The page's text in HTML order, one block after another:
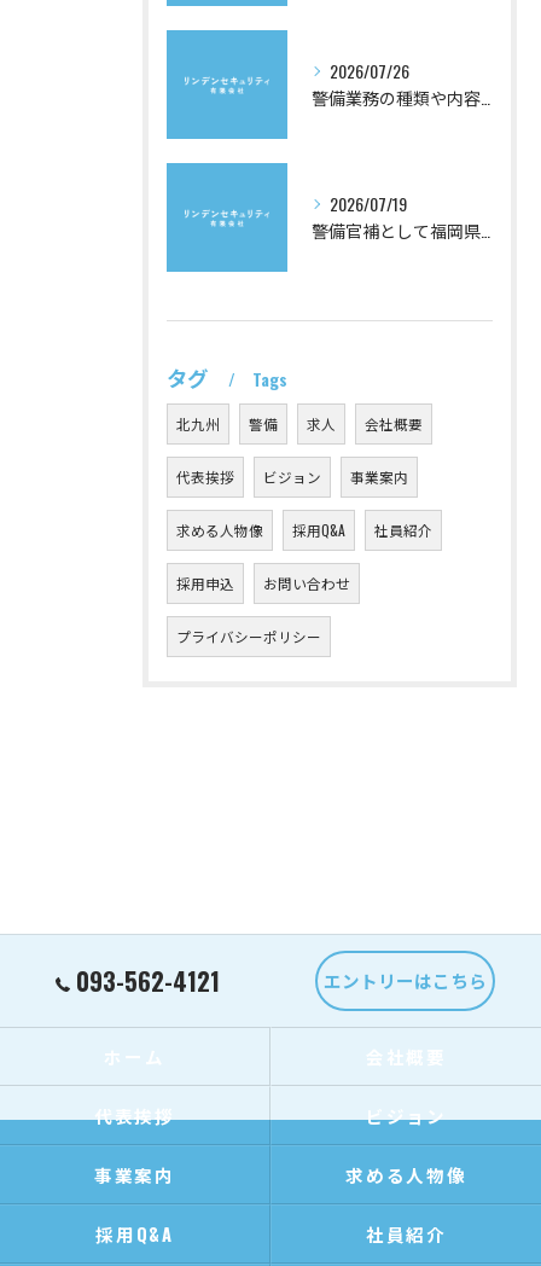
2026/07/26
2026/07/19
タグ Tags
北九州 警備 求人 会社概要
代表挨拶 ビジョン 事業案内
求める人物像 採用Q&A 社員紹介
採用申込 お問い合わせ
プライバシーポリシー
093-562-4121 エントリーはこちら
ホーム 会社概要
代表挨拶 ビジョン
事業案内 求める人物像
採用Q&A 社員紹介